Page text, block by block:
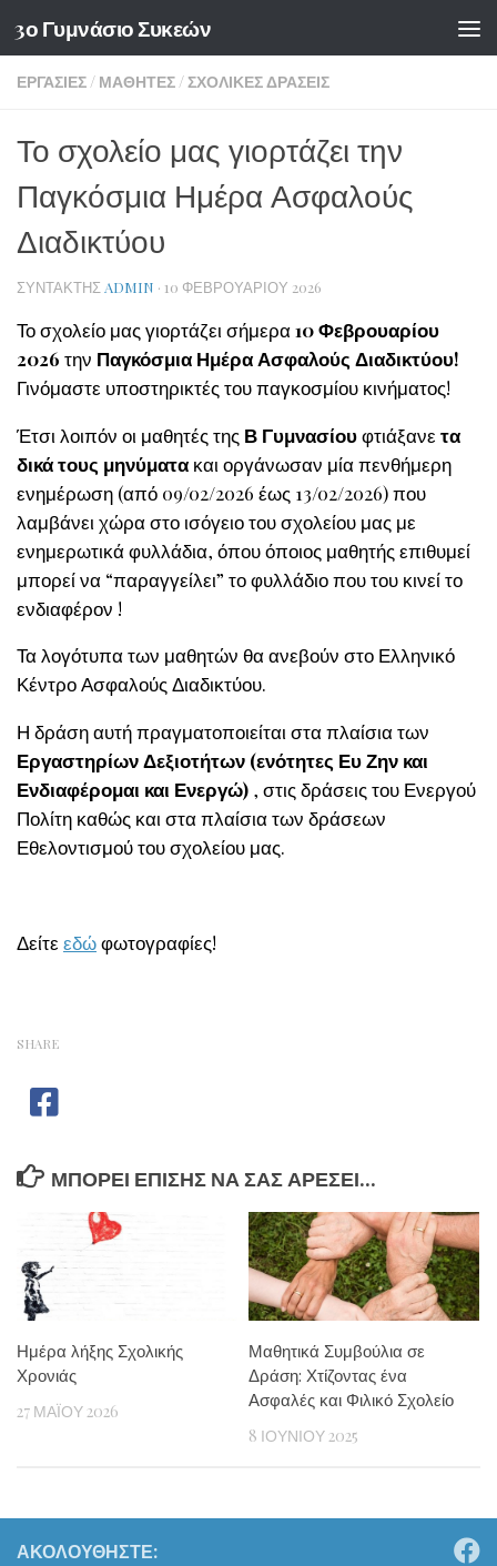
Skip to content
3ο Γυμνάσιο Συκεών
ΕΡΓΑΣΊΕΣ/ ΜΑΘΗΤΈΣ/ΣΧΟΛΙΚΈΣ ΔΡΆΣΕΙΣ
Το σχολείο μας γιορτάζει την
Παγκόσμια Ημέρα Ασφαλούς
Διαδικτύου
ΣΥΝΤΆΚΤΗΣ ADMIN · 10 ΦΕΒΡΟΥΑΡΊΟΥ 2026
Το σχολείο μας γιορτάζει σήμερα10 Φεβρουαρίου
2026 την Παγκόσμια Ημέρα Ασφαλούς Διαδικτύου!
Γινόμαστε υποστηρικτές του παγκοσμίου κινήματος!
Έτσι λοιπόν οι μαθητές της Β Γυμνασίουφτιάξανε τα
δικά τους μηνύματα και οργάνωσαν μία πενθήμερη
ενημέρωση (από 09/02/2026 έως 13/02/2026) που
λαμβάνει χώρα στο ισόγειο του σχολείου μας με
ενημερωτικά φυλλάδια, όπου όποιος μαθητής επιθυμεί
μπορεί να “παραγγείλει” το φυλλάδιο που του κινεί το
ενδιαφέρον !
Τα λογότυπα των μαθητών θα ανεβούν στο Ελληνικό
Κέντρο Ασφαλούς Διαδικτύου.
Η δράση αυτή πραγματοποιείται στα πλαίσια των
Εργαστηρίων Δεξιοτήτων (ενότητες Ευ Ζην και
Ενδιαφέρομαι και Ενεργώ) , στις δράσεις του Ενεργού
Πολίτη καθώς και στα πλαίσια των δράσεων
Εθελοντισμού του σχολείου μας.
Δείτε εδώφωτογραφίες!
SHARE
ΜΠΟΡΕΊ ΕΠΊΣΗΣ ΝΑ ΣΑΣ ΑΡΈΣΕΙ...
Ημέρα λήξης Σχολικής
Χρονιάς
27 ΜΑΪ́ΟΥ 2026
Μαθητικά Συμβούλια σε
Δράση: Χτίζοντας ένα
Ασφαλές και Φιλικό Σχολείο
8 ΙΟΥΝΊΟΥ 2025
ΑΚΟΛΟΥΘΉΣΤΕ: